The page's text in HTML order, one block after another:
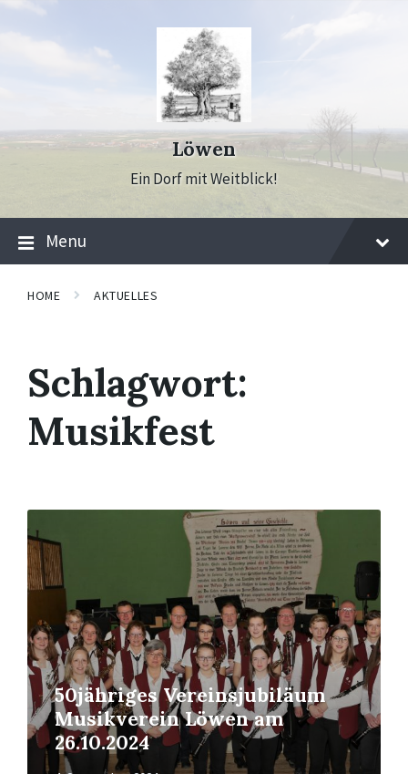
Skip
content
Skip
main
Skip
footer
Löwen
Ein Dorf mit Weitblick!
Menu
HOME AKTUELLES
Schlagwort:
Musikfest
50jähriges Vereinsjubiläum
Musikverein Löwen am
26.10.2024
Mehr
erfahren